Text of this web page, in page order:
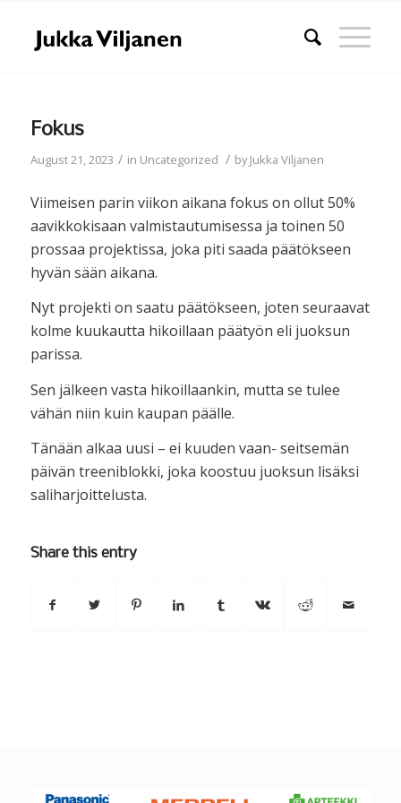
Fokus
August 21, 2023 / in Uncategorized / byJukka Viljanen
Viimeisen parin viikon aikana fokus on ollut 50%
aavikkokisaan valmistautumisessa ja toinen 50
prossaa projektissa, joka piti saada päätökseen
hyvän sään aikana.
Nyt projekti on saatu päätökseen, joten seuraavat
kolme kuukautta hikoillaan päätyön eli juoksun
parissa.
Sen jälkeen vasta hikoillaankin, mutta se tulee
vähän niin kuin kaupan päälle.
Tänään alkaa uusi – ei kuuden vaan- seitsemän
päivän treeniblokki, joka koostuu juoksun lisäksi
saliharjoittelusta.
Share this entry